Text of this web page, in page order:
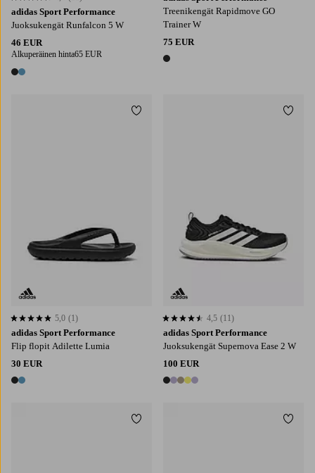
adidas Sport Performance
Juoksukengät Runfalcon 5 W
46 EUR
Alkuperäinen hinta65 EUR
2 värejä
Treenikengät Rapidmove GO
Trainer W
75 EUR
1 väri
adidas Sport Performance
Flip flopit Adilette Lumia
30 EUR
2 värejä
5,0 perustuen 1 arvosanaan
5,0 (1)
Lisää suosikkeihin
adidas Sport Performance
Juoksukengät Supernova Ease 2 W
100 EUR
5 värejä
4,5 perustuen 11 arvosanaan
4,5 (11)
Lisää suosikkeihin